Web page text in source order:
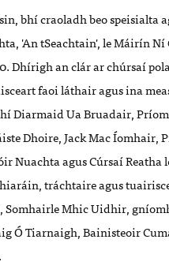
bhí craoladh beo speisialta
'An tSeachtain', le Máirín
Dhírigh an clár ar chúrsaí
faoi láthair agus ina
Diarmaid Ua Bruadair,
Dhoire, Jack Mac Íomhair,
Nuachta agus Cúrsaí Reatha
tráchtaire agus
Somhairle Mhic Uidhir,
Ó Tiarnaigh, Bainisteoir